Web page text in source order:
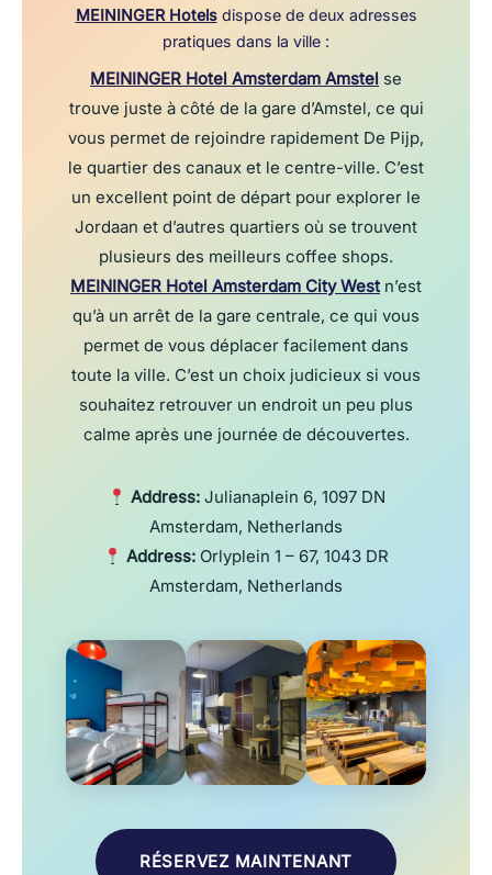
MEININGER Hotelsdispose de deux adresses
pratiques dans la ville :
MEININGER Hotel Amsterdam Amstel se
trouve juste à côté de la gare d’Amstel, ce qui
vous permet de rejoindre rapidement De Pijp,
le quartier des canaux et le centre-ville. C’est
un excellent point de départ pour explorer le
Jordaan et d’autres quartiers où se trouvent
plusieurs des meilleurs coffee shops.
MEININGER Hotel Amsterdam City Westn’est
qu’à un arrêt de la gare centrale, ce qui vous
permet de vous déplacer facilement dans
toute la ville. C’est un choix judicieux si vous
souhaitez retrouver un endroit un peu plus
calme après une journée de découvertes.
Address:Julianaplein 6, 1097 DN
Amsterdam, Netherlands
Address: Orlyplein 1 – 67, 1043 DR
Amsterdam, Netherlands
RÉSERVEZ MAINTENANT